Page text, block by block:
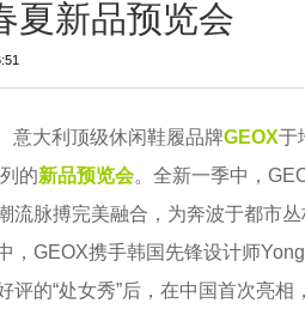
夏新品预览会
意大利顶级休闲鞋履品牌GEOX于
的新品预览会。全新一季中，
流脉搏完美融合，为奔波于都市
，GEOX携手韩国先锋设计师
评的“处女秀”后，在中国首次亮